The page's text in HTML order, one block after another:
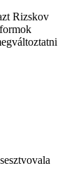
Rizskov